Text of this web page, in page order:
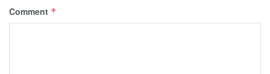
Comment *